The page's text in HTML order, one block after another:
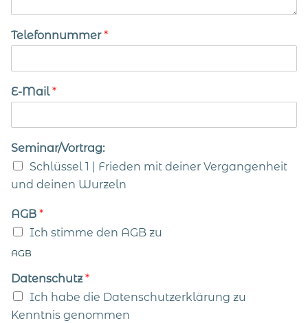
Telefonnummer*
E-Mail*
Seminar/Vortrag:
Schlüssel 1 | Frieden mit deiner Vergangenheit
und deinen Wurzeln
AGB *
Ich stimme den AGB zu
AGB
Datenschutz*
Ich habe die Datenschutzerklärung zu
Kenntnis genommen